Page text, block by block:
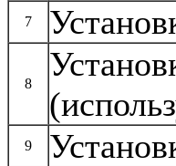
7
8
9